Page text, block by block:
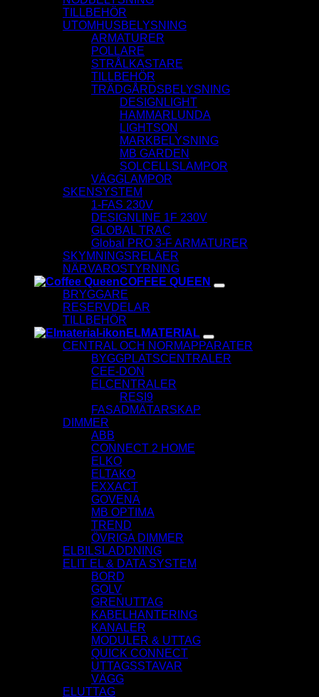
TILLBEHÖR
UTOMHUSBELYSNING
ARMATURER
POLLARE
STRÅLKASTARE
TILLBEHÖR
TRÄDGÅRDSBELYSNING
DESIGNLIGHT
HAMMARLUNDA
LIGHTSON
MARKBELYSNING
MB GARDEN
SOLCELLSLAMPOR
VÄGGLAMPOR
SKENSYSTEM
1-FAS 230V
DESIGNLINE 1F 230V
GLOBAL TRAC
Global PRO 3-F ARMATURER
SKYMNINGSRELÄER
NÄRVAROSTYRNING
COFFEE QUEEN
BRYGGARE
RESERVDELAR
TILLBEHÖR
ELMATERIAL
CENTRAL OCH NORMAPPARATER
BYGGPLATSCENTRALER
CEE-DON
ELCENTRALER
RESI9
FASADMÄTARSKAP
DIMMER
ABB
CONNECT 2 HOME
ELKO
ELTAKO
EXXACT
GOVENA
MB OPTIMA
TREND
ÖVRIGA DIMMER
ELBILSLADDNING
ELIT EL & DATA SYSTEM
BORD
GOLV
GRENUTTAG
KABELHANTERING
KANALER
MODULER & UTTAG
QUICK CONNECT
UTTAGSSTAVAR
VÄGG
ELUTTAG